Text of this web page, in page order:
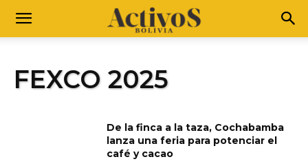
FEXCO 2025
De la finca a la taza, Cochabamba
lanza una feria para potenciar el
café y cacao